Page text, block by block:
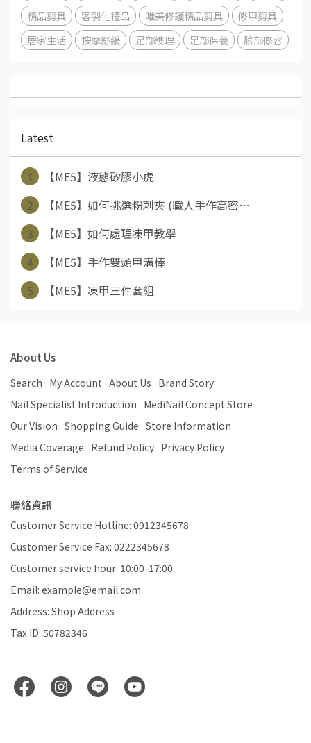
精品剪具
客製化禮品 唯美修護精品剪具
修甲剪具
居家生活
按摩舒緩 足部謢理 足部保養 臉部修容
Latest
1
【ME5】液態矽膠小虎
2
【ME5】如何挑選粉刺夾 (職人手作高密⋯
3
【ME5】如何處理凍甲教學
4
【ME5】手作雙頭甲溝棒
5
【ME5】凍甲三件套組
About Us
Search My Account About Us Brand Story
Nail Specialist Introduction MediNail Concept Store
Our Vision Shopping Guide Store Information
Media Coverage Refund Policy Privacy Policy
Terms of Service
聯絡資訊
Customer Service Hotline: 0912345678
Customer Service Fax: 0222345678
Customer service hour: 10:00-17:00
Email: example@email.com
Address: Shop Address
Tax ID: 50782346